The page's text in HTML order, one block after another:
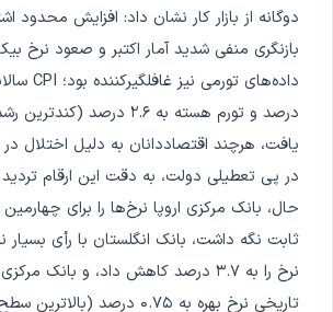
دوگانه از بازار کار نشان داد: افزایش محدود
یافت، هرچند اقتصاددانان به دلیل اختلال
در پی تعطیلی دولت، به دقت این ارقام
حال، بانک مرکزی اروپا نرخ‌ها را برای
نرخ را به ۳.۷ درصد کاهش داد، و بانک
تاریخی نرخ بهره به ۰.۷۵ درصد